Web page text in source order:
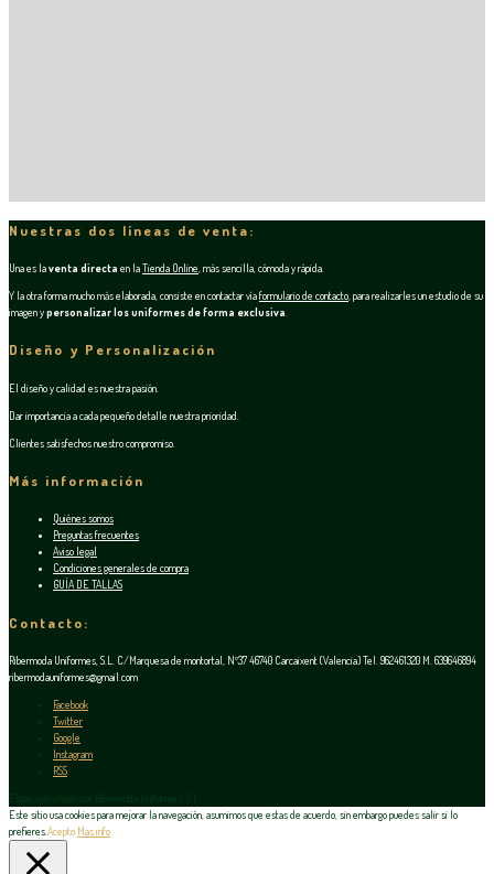
Nuestras dos líneas de venta:
Una es laventa directa en laTienda Online , más sencilla, cómoda y rápida.
Y la otra forma mucho más elaborada, consiste en contactar víaformulario de contacto , para realizarles un estudio de su
imagen ypersonalizar los uniformes de forma exclusiva
Diseño y Personalización
El diseño y calidad es nuestra pasión.
Dar importancia a cada pequeño detalle nuestra prioridad.
Clientes satisfechos nuestro compromiso.
Más información
Quiénes somos
Preguntas frecuentes
Aviso legal
Condiciones generales de compra
GUÍA DE TALLAS
Contacto:
Ribermoda Uniformes, S.L. C/Marquesa de montortal, Nº37 46740 Carcaixent (Valencia) Tel. 962461320 M. 639646894
ribermodauniformes@gmail.com
Facebook
Twitter
Google
Instagram
RSS
Este sitio usa cookies para mejorar la navegación, asumimos que estas de acuerdo, sin embargo puedes salir si lo
prefieres.Acepto Mas info